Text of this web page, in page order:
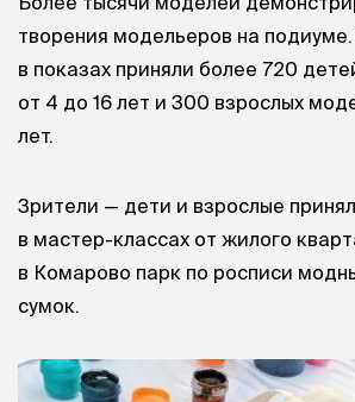
творения модельеров на подиуме.
в показах приняли более 720
от 4 до 16 лет и 300 взрослых
лет.
Зрители — дети и взрослые
в мастер-классах от жилого
в Комарово парк по росписи
сумок.